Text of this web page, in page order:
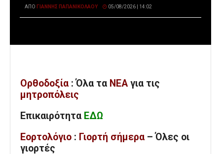
ΑΠΌ ΓΙΆΝΝΗΣ ΠΑΠΑΝΙΚΟΛΆΟΥ 05/08/2026 | 14:02
Ορθοδοξία : Όλα τα ΝΕΑ για τις
μητροπόλεις
Επικαιρότητα ΕΔΩ
Εορτολόγιο : Γιορτή σήμερα – Όλες οι
γιορτές